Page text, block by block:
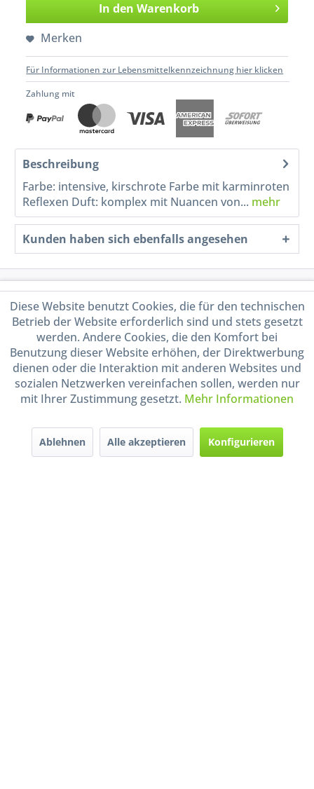
In den Warenkorb
Merken
Für Informationen zur Lebensmittelkennzeichnung hier klicken
Zahlung mit
Beschreibung
Farbe: intensive, kirschrote Farbe mit karminroten
Reflexen Duft: komplex mit Nuancen von... mehr
Kunden haben sich ebenfalls angesehen
Shop Service
Informationen
Handel mit BIO-Weinen
durch DE-ÖKO-009
Diese Website benutzt Cookies, die für den technischen
Betrieb der Website erforderlich sind und stets gesetzt
werden. Andere Cookies, die den Komfort bei
Benutzung dieser Website erhöhen, der Direktwerbung
dienen oder die Interaktion mit anderen Websites und
sozialen Netzwerken vereinfachen sollen, werden nur
mit Ihrer Zustimmung gesetzt. Mehr Informationen
Ablehnen Alle akzeptieren Konfigurieren